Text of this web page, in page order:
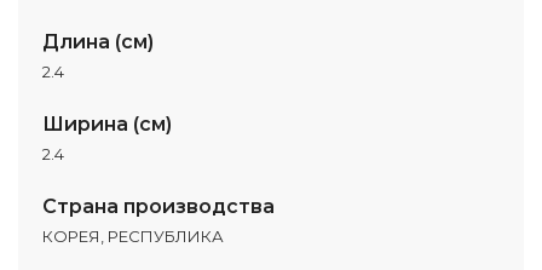
Длина (см)
2.4
Ширина (см)
2.4
Страна производства
КОРЕЯ, РЕСПУБЛИКА